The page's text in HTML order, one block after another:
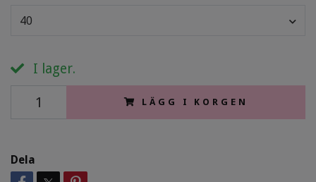
40
I lager.
LÄGG I KORGEN
Dela